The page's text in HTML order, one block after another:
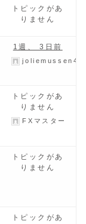
トピックがあ
りません
1週、 3日前
トピックがあ
りません
FXマスター
トピックがあ
りません
トピックがあ